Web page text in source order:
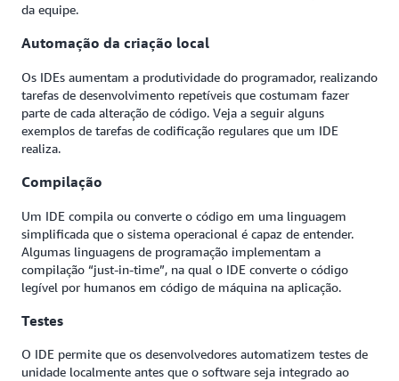
da equipe.
Automação da criação local
Os IDEs aumentam a produtividade do programador, realizando
tarefas de desenvolvimento repetíveis que costumam fazer
parte de cada alteração de código. Veja a seguir alguns
exemplos de tarefas de codificação regulares que um IDE
realiza.
Compilação
Um IDE compila ou converte o código em uma linguagem
simplificada que o sistema operacional é capaz de entender.
Algumas linguagens de programação implementam a
compilação “just-in-time”, na qual o IDE converte o código
legível por humanos em código de máquina na aplicação.
Testes
O IDE permite que os desenvolvedores automatizem testes de
unidade localmente antes que o software seja integrado ao